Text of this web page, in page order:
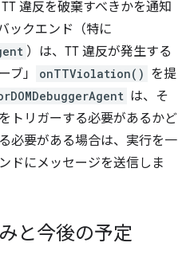
違反を破棄すべきかを通知
ックエンド（特に
）は、TT 違反が発生する
ブ」
onTTViolation() を提
は、そ
トリガーする必要があるかど
必要がある場合は、実行を一
ドにメッセージを送信しま
と今後の予定